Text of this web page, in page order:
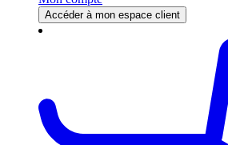
Accéder à mon espace client